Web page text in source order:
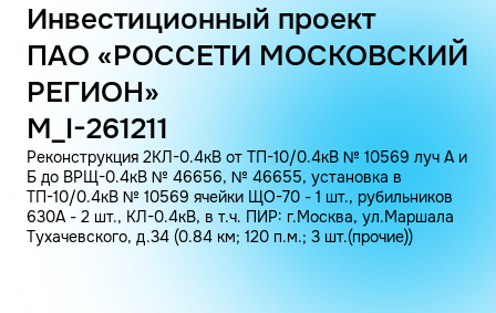
Инвестиционный проект
ПАО «РОССЕТИ МОСКОВСКИЙ
РЕГИОН»
M_I-261211
Реконструкция 2КЛ-0.4кВ от ТП-10/0.4кВ № 10569 луч А и
Б до ВРЩ-0.4кВ № 46656, № 46655, установка в
ТП-10/0.4кВ № 10569 ячейки ЩО-70 - 1 шт., рубильников
630А - 2 шт., КЛ-0.4кВ, в т.ч. ПИР: г.Москва, ул.Маршала
Тухачевского, д.34 (0.84 км; 120 п.м.; 3 шт.(прочие))